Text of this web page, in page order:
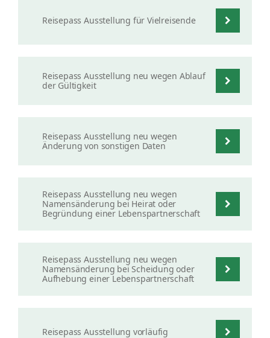
Reisepass Ausstellung für Vielreisende
Reisepass Ausstellung neu wegen Ablauf
der Gültigkeit
Reisepass Ausstellung neu wegen
Änderung von sonstigen Daten
Reisepass Ausstellung neu wegen
Namensänderung bei Heirat oder
Begründung einer Lebenspartnerschaft
Reisepass Ausstellung neu wegen
Namensänderung bei Scheidung oder
Aufhebung einer Lebenspartnerschaft
Reisepass Ausstellung vorläufig